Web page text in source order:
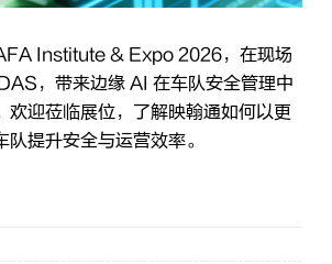
Institute & Expo 2026，在现场
，带来边缘 AI 在车队安全管理中
欢迎莅临展位，了解映翰通如何以更
提升安全与运营效率。